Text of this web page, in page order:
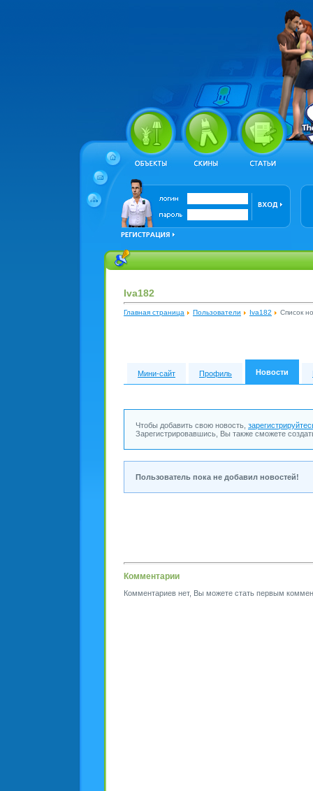
Iva182
Главная страница Пользователи Iva182 Список
Мини-сайт Профиль Новости
Чтобы добавить свою новость,
Зарегистрировавшись, Вы также сможете
Пользователь пока не добавил новостей!
Комментарии
Комментариев нет, Вы можете стать первым